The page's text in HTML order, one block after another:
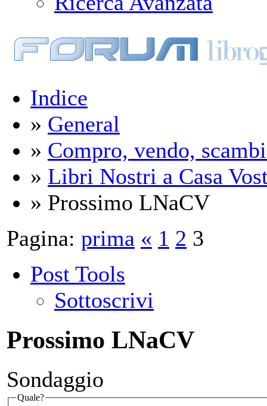
Indice
» General
» Compro, vendo,
» Libri Nostri a Casa
» Prossimo LNaCV
Pagina: prima « 1 2 3
Post Tools
Sottoscrivi
Prossimo LNaCV
Sondaggio
Quale?